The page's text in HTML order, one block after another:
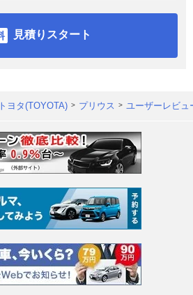
見積りスタート
トヨタ(TOYOTA) プリウス ユーザーレビュ